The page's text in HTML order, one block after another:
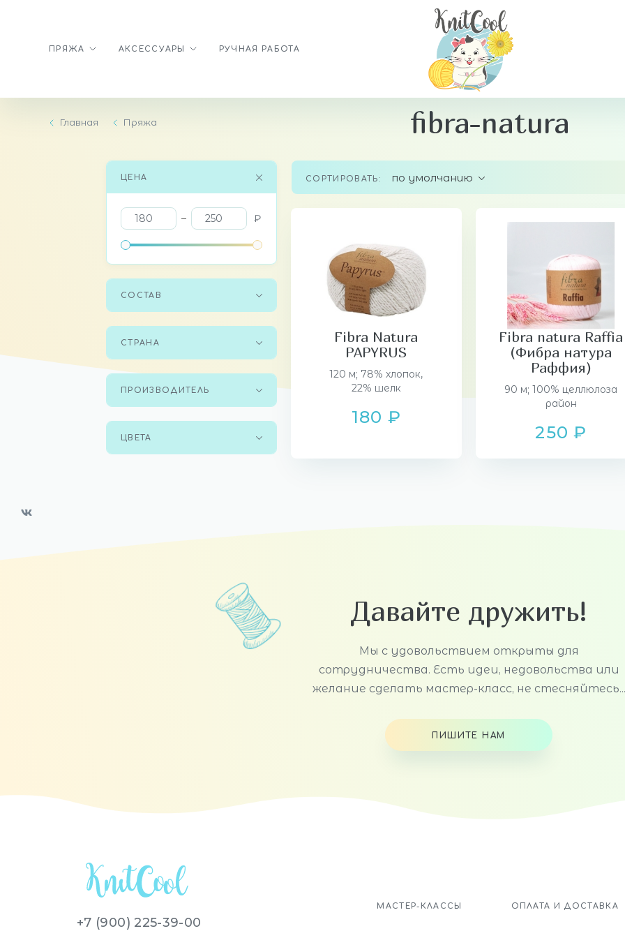
ПРЯЖА АКСЕССУАРЫ РУЧНАЯ РАБОТА
Главная Пряжа fibra-natura
СОРТИРОВАТЬ: по умолчанию
ЦЕНА
₽
СОСТАВ
СТРАНА
ПРОИЗВОДИТЕЛЬ
ЦВЕТА
Fibra Natura
PAPYRUS
120 м; 78% хлопок,
22% шелк
180 ₽
Fibra natura Raffia
(Фибра натура
Раффия)
90 м; 100% целлюлоза
район
250 ₽
Давайте дружить!
Мы с удовольствием открыты для
сотрудничества. Есть идеи, недовольства или
желание сделать мастер-класс, не стесняйтесь...
ПИШИТЕ НАМ
+7 (900) 225-39-00
МАСТЕР-КЛАССЫ ОПЛАТА И ДОСТАВКА